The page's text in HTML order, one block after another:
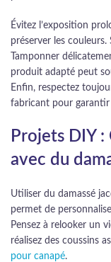
Évitez l’exposition
préserver les
Tamponner
produit adapté peut
Enfin, respectez
fabricant pour
Projets DIY :
avec du
Utiliser du damassé
permet de
Pensez à relooker un
réalisez des coussins
pour canapé.